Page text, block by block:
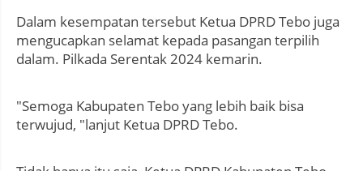
Dalam kesempatan tersebut Ketua DPRD Tebo juga
mengucapkan selamat kepada pasangan terpilih
dalam. Pilkada Serentak 2024 kemarin.
"Semoga Kabupaten Tebo yang lebih baik bisa
terwujud, "lanjut Ketua DPRD Tebo.